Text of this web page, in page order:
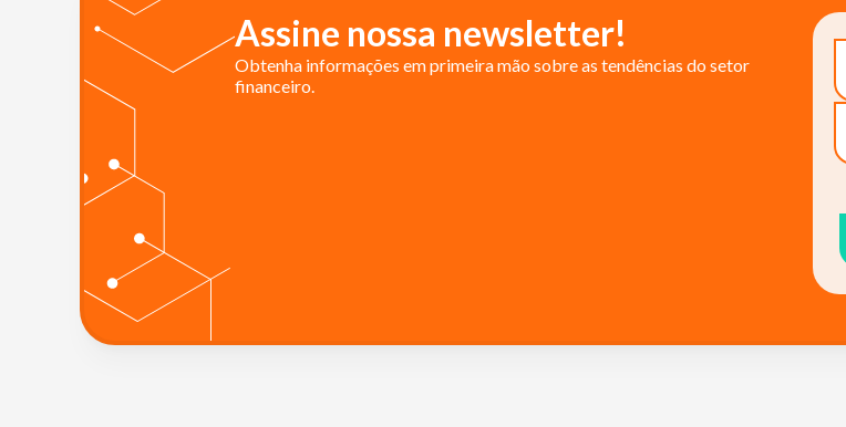
Assine nossa newsletter!
Obtenha informações em primeira mão sobre as tendências do setor
financeiro.